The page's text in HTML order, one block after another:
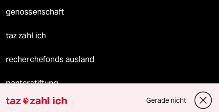
genossenschaft
taz zahl ich
recherchefonds ausland
panterstiftung
panterpreis 2026
taz zahl ich Gerade nicht